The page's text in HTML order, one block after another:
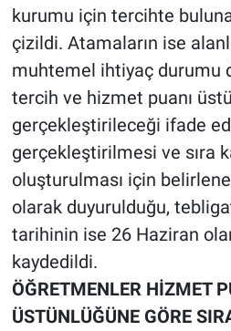
kurumu için tercihte
çizildi. Atamaların ise
muhtemel ihtiyaç durumu
tercih ve hizmet puanı
gerçekleştirileceği ifade
gerçekleştirilmesi ve sıra
oluşturulması için
olarak duyurulduğu,
tarihinin ise 26 Haziran
kaydedildi.
ÖĞRETMENLER HİZMET
ÜSTÜNLÜĞÜNE GÖRE